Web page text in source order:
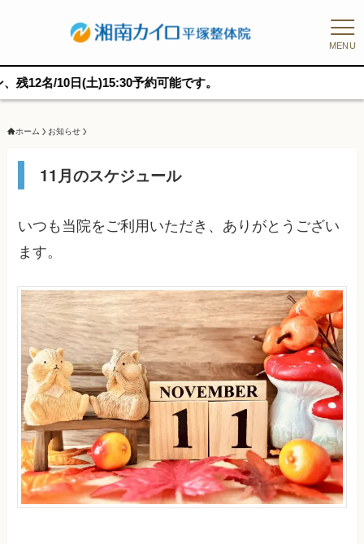
MENU
10日(土)15:30予約可能です。
ホーム お知らせ
11月のスケジュール
いつも当院をご利用いただき、ありがとうござい
ます。